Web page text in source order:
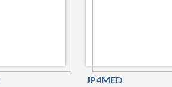
JP4MED